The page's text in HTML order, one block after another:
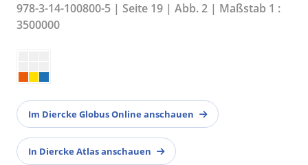
978-3-14-100800-5 | Seite 19 | Abb. 2 | Maßstab 1 :
3500000
Im Diercke Globus Online anschauen
In Diercke Atlas anschauen